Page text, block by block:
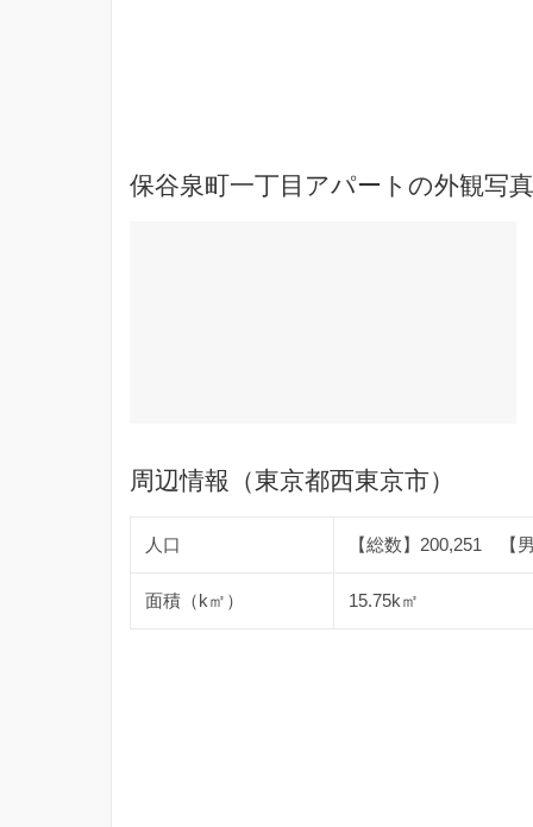
保谷泉町一丁目アパートの外観写
周辺情報（東京都西東京市）
人口 【総数】200,251 【
面積（k㎡） 15.75k㎡